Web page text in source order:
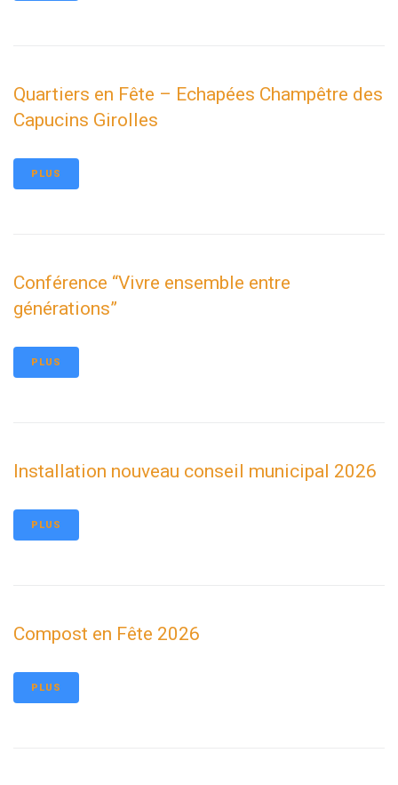
Quartiers en Fête – Echapées Champêtre des
Capucins Girolles
PLUS
Conférence “Vivre ensemble entre
générations”
PLUS
Installation nouveau conseil municipal 2026
PLUS
Compost en Fête 2026
PLUS